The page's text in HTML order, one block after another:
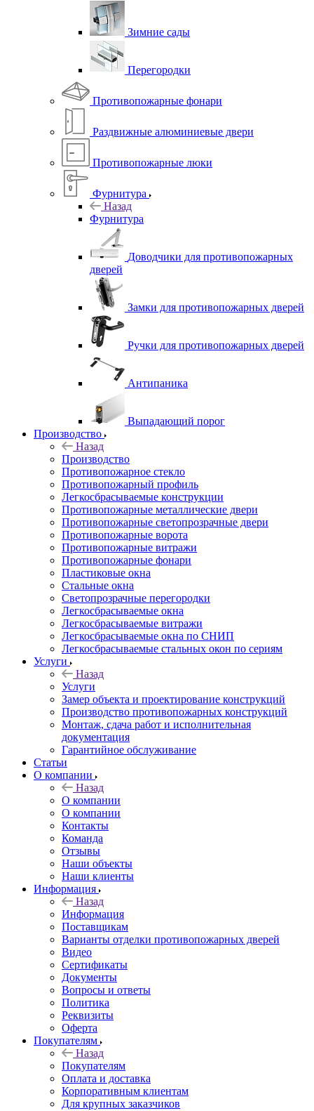
Зимние сады
Перегородки
Противопожарные фонари
Раздвижные алюминиевые двери
Противопожарные люки
Фурнитура
Назад
Фурнитура
Доводчики для противопожарных
дверей
Замки для противопожарных дверей
Ручки для противопожарных дверей
Антипаника
Выпадающий порог
Производство
Назад
Производство
Противопожарное стекло
Противопожарный профиль
Легкосбрасываемые конструкции
Противопожарные металлические двери
Противопожарные светопрозрачные двери
Противопожарные ворота
Противопожарные витражи
Противопожарные фонари
Пластиковые окна
Стальные окна
Светопрозрачные перегородки
Легкосбрасываемые окна
Легкосбрасываемые витражи
Легкосбрасываемые окна по СНИП
Легкосбрасываемые стальных окон по сериям
Услуги
Назад
Услуги
Замер объекта и проектирование конструкций
Производство противопожарных конструкций
Монтаж, сдача работ и исполнительная
документация
Гарантийное обслуживание
Статьи
О компании
Назад
О компании
О компании
Контакты
Команда
Отзывы
Наши объекты
Наши клиенты
Информация
Назад
Информация
Поставщикам
Варианты отделки противопожарных дверей
Видео
Сертификаты
Документы
Вопросы и ответы
Политика
Реквизиты
Оферта
Покупателям
Назад
Покупателям
Оплата и доставка
Корпоративным клиентам
Для крупных заказчиков